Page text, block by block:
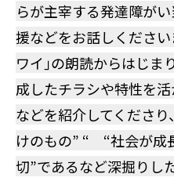
らが主宰する発達障が
援などをお話しくださ
ワイ｣の朗読からはじま
成したチラシや特性を
などを紹介してくださ
けのもの” “ “社会が成
切”であるなど深掘りし